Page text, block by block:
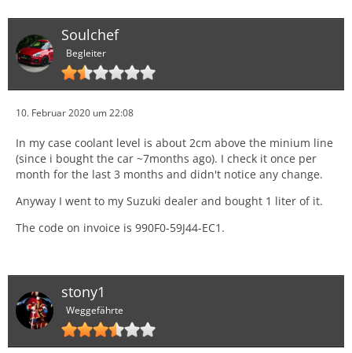
Soulchef
Begleiter
10. Februar 2020 um 22:08
In my case coolant level is about 2cm above the minium line
(since i bought the car ~7months ago). I check it once per
month for the last 3 months and didn't notice any change.
Anyway I went to my Suzuki dealer and bought 1 liter of it.
The code on invoice is 990F0-59J44-EC1.
stony1
Weggefährte